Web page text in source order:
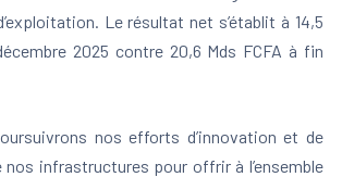
Le résultat net s’établit à 14,5
2025 contre 20,6 Mds FCFA à fin
nos efforts d’innovation et de
infrastructures pour offrir à l’ensemble